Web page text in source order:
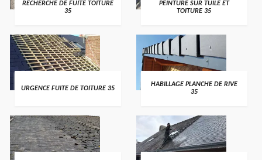
RECHERCHE DE FUITE TOITURE
35
PEINTURE SUR TUILE ET
TOITURE 35
URGENCE FUITE DE TOITURE 35
HABILLAGE PLANCHE DE RIVE
35